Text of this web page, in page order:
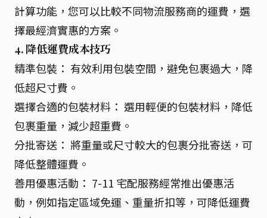
計算功能，您可以比較不同物流服務商的運費，選
擇最經濟實惠的方案。
4. 降低運費成本技巧
精準包裝： 有效利用包裝空間，避免包裹過大，降
低超尺寸費。
選擇合適的包裝材料： 選用輕便的包裝材料，降低
包裹重量，減少超重費。
分批寄送： 將重量或尺寸較大的包裹分批寄送，可
降低整體運費。
善用優惠活動： 7-11 宅配服務經常推出優惠活
動，例如指定區域免運、重量折扣等，可降低運費